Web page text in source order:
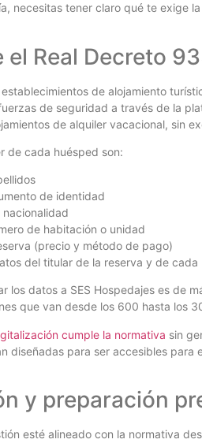
necesitas tener claro qué te exige
el Real Decreto
de alojamiento
de seguridad a través de la
de alquiler vacacional, sin
de cada huésped son:
de identidad
de habitación o unidad
(precio y método de pago)
del titular de la reserva y de cada
los datos a SES Hospedajes es de
que van desde los 600 hasta los
cumple la normativa sin
diseñadas para ser accesibles
y preparación
esté alineado con la normativa